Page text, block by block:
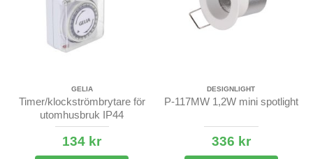
GELIA
Timer/klockströmbrytare för
utomhusbruk IP44
134 kr
DESIGNLIGHT
P-117MW 1,2W mini spotlight
336 kr